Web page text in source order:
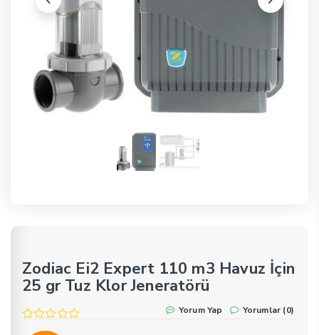
Zodiac Ei2 Expert 110 m3 Havuz İçin
25 gr Tuz Klor Jeneratörü
Yorum Yap Yorumlar (0)